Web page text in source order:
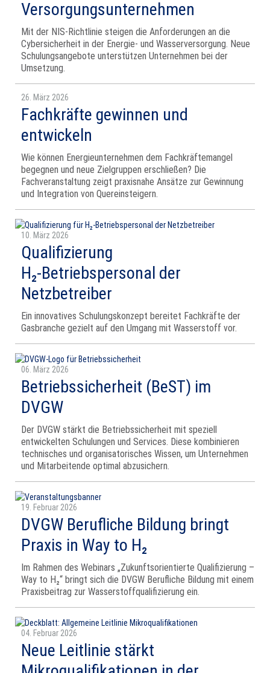
Versorgungsunternehmen
Mit der NIS‑Richtlinie steigen die Anforderungen an die
Cybersicherheit in der Energie‑ und Wasserversorgung. Neue
Schulungsangebote unterstützen Unternehmen bei der
Umsetzung.
26. März 2026
Fachkräfte gewinnen und
entwickeln
Wie können Energieunternehmen dem Fachkräftemangel
begegnen und neue Zielgruppen erschließen? Die
Fachveranstaltung zeigt praxisnahe Ansätze zur Gewinnung
und Integration von Quereinsteigern.
10. März 2026
Qualifizierung
H₂‑Betriebspersonal der
Netzbetreiber
Ein innovatives Schulungskonzept bereitet Fachkräfte der
Gasbranche gezielt auf den Umgang mit Wasserstoff vor.
06. März 2026
Betriebssicherheit (BeST) im
DVGW
Der DVGW stärkt die Betriebssicherheit mit speziell
entwickelten Schulungen und Services. Diese kombinieren
technisches und organisatorisches Wissen, um Unternehmen
und Mitarbeitende optimal abzusichern.
19. Februar 2026
DVGW Berufliche Bildung bringt
Praxis in Way to H₂
Im Rahmen des Webinars „Zukunftsorientierte Qualifizierung –
Way to H₂“ bringt sich die DVGW Berufliche Bildung mit einem
Praxisbeitrag zur Wasserstoffqualifizierung ein.
04. Februar 2026
Neue Leitlinie stärkt